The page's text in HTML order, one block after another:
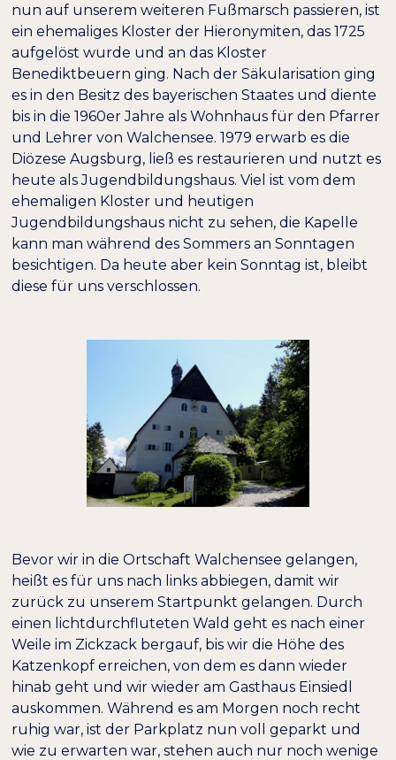
nun auf unserem weiteren Fußmarsch passieren, ist
ein ehemaliges Kloster der Hieronymiten, das 1725
aufgelöst wurde und an das Kloster
Benediktbeuern ging. Nach der Säkularisation ging
es in den Besitz des bayerischen Staates und diente
bis in die 1960er Jahre als Wohnhaus für den Pfarrer
und Lehrer von Walchensee. 1979 erwarb es die
Diözese Augsburg, ließ es restaurieren und nutzt es
heute als Jugendbildungshaus. Viel ist vom dem
ehemaligen Kloster und heutigen
Jugendbildungshaus nicht zu sehen, die Kapelle
kann man während des Sommers an Sonntagen
besichtigen. Da heute aber kein Sonntag ist, bleibt
diese für uns verschlossen.
Bevor wir in die Ortschaft Walchensee gelangen,
heißt es für uns nach links abbiegen, damit wir
zurück zu unserem Startpunkt gelangen. Durch
einen lichtdurchfluteten Wald geht es nach einer
Weile im Zickzack bergauf, bis wir die Höhe des
Katzenkopf erreichen, von dem es dann wieder
hinab geht und wir wieder am Gasthaus Einsiedl
auskommen. Während es am Morgen noch recht
ruhig war, ist der Parkplatz nun voll geparkt und
wie zu erwarten war, stehen auch nur noch wenige